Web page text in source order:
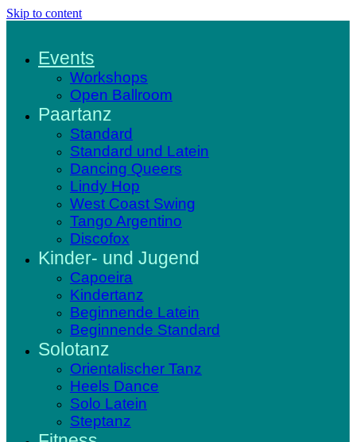
Skip to content
Events
Workshops
Open Ballroom
Paartanz
Standard
Standard und Latein
Dancing Queers
Lindy Hop
West Coast Swing
Tango Argentino
Discofox
Kinder- und Jugend
Capoeira
Kindertanz
Beginnende Latein
Beginnende Standard
Solotanz
Orientalischer Tanz
Heels Dance
Solo Latein
Steptanz